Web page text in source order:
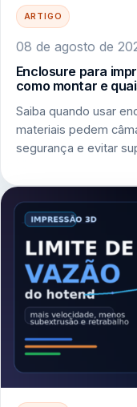
ARTIGO
08 de agosto de
Enclosure para
como montar e
Saiba quando usar
materiais pedem
segurança e evitar